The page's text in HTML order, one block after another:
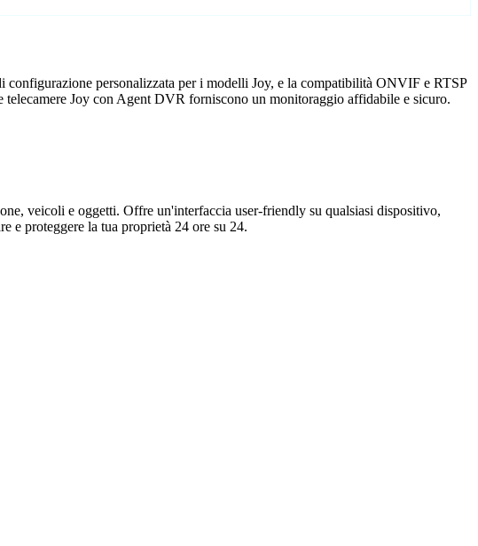
personalizzata per i modelli Joy, e la compatibilità ONVIF e RTSP
Joy con Agent DVR forniscono un monitoraggio affidabile e sicuro.
veicoli e oggetti. Offre un'interfaccia user-friendly su qualsiasi dispositivo,
e proteggere la tua proprietà 24 ore su 24.